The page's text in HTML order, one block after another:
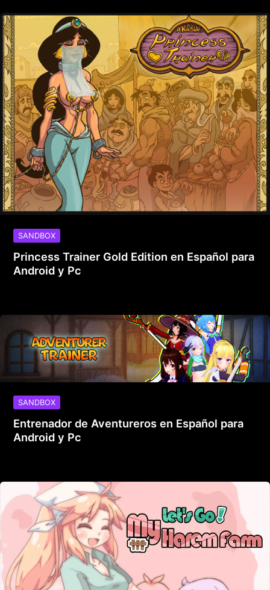
SANDBOX
Princess Trainer Gold Edition en Español para
Android y Pc
SANDBOX
Entrenador de Aventureros en Español para
Android y Pc